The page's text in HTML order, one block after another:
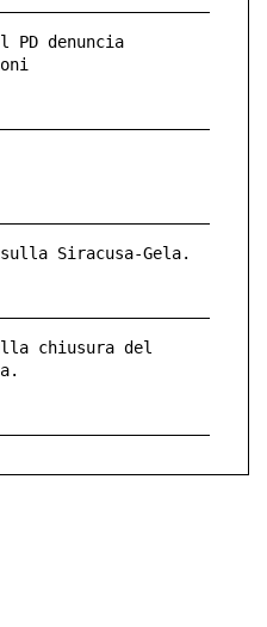
denuncia
Siracusa-Gela.
chiusura del